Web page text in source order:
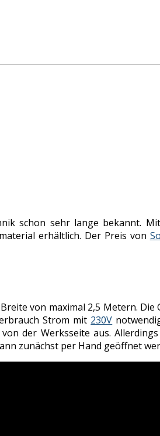
schon sehr lange bekannt.
erhältlich. Der Preis von
von maximal 2,5 Metern.
Strom mit 230V
der Werksseite aus.
zunächst per Hand geöffnet